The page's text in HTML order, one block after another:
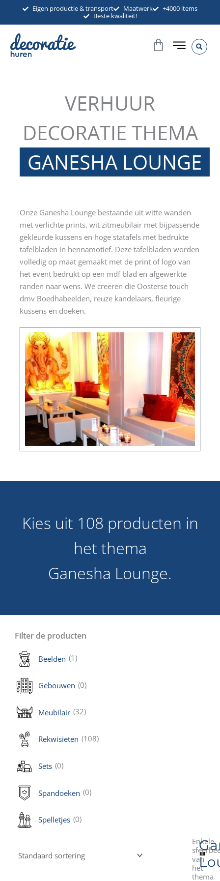
inhoud
Eigen productie & transport Maatwerk
+4000 items
Beste kwaliteit!
VERHUUR
DECORATIE THEMA
GANESHA LOUNGE
Onze Ganesha Lounge bestaande uit witte wanden
met verlichte prints, wit zitmeubilair met bijpassende
gekleurde kussens en hoge statafels met bedrukte
tafelbladen in hennamotief. Deze tafelbladen worden
volledig op maat gemaakt met de print of logo van
het event bedrukt op een mdf blad en afgewerkte
randen naar wens. We creëren die Oosterse touch
dmv Boedhabeelden, reuze kandelaars, fleurige
kussens en doeken.
Kies uit 108 producten in
het thema
Ganesha Lounge.
Filter de producten
Beelden (1)
Gebouwen (0)
Meubilair (32)
Rekwisieten (108)
Sets (0)
Spandoeken (0)
Spelletjes (0)
Enkele
van
het
thema